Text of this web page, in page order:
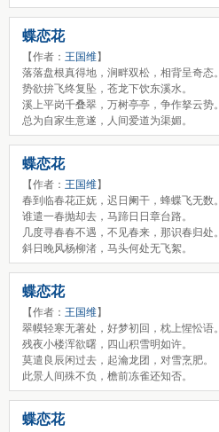
蝶恋花
【作者： 王国维】
落落盘根真得地，涧畔双松，相背呈奇态。
势欲拚飞终复坠，苍龙下饮东溪水。
溪上平岗千叠翠，万树亭亭，争作拏云势。
总为自家生意遂，人间爱道为渠媚。
蝶恋花
【作者： 王国维】
春到临春花正妩，迟日阑干，蜂蝶飞无数。
谁遣一春抛却去，马蹄日日章台路。
几度寻春春不遇，不见春来，那识春归处。
斜日晚风杨柳渚，马头何处无飞絮。
蝶恋花
【作者： 王国维】
翠幙轻寒无著处，好梦初回，枕上惺忪语。
残夜小楼浑欲曙，四山积雪明如许。
莫遣良辰闲过去，起瀹龙团，对雪烹肥。
此景人间殊不负，檐前冻雀还知否。
蝶恋花